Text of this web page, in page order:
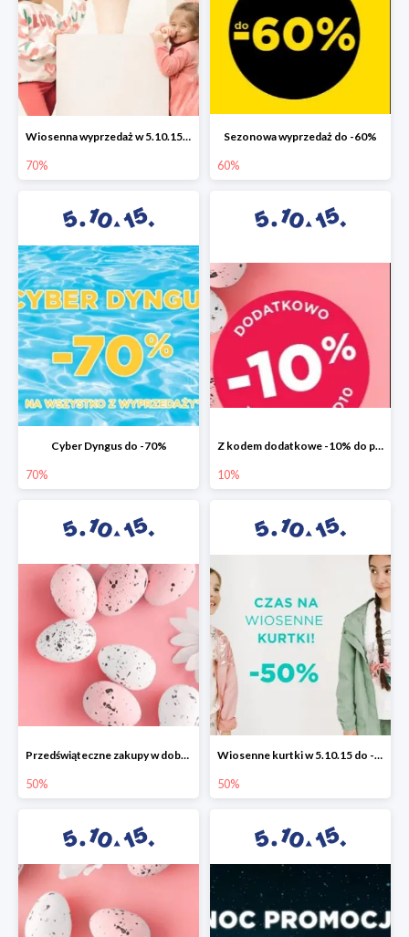
Wiosenna wyprzedaż w 5.10.15 do -70%
70%
Sezonowa wyprzedaż do -60%
60%
Cyber Dyngus do -70%
70%
Z kodem dodatkowe -10% do promocji -50%!
10%
Przedświąteczne zakupy w dobrym stylu -50%
50%
Wiosenne kurtki w 5.10.15 do -50%
50%